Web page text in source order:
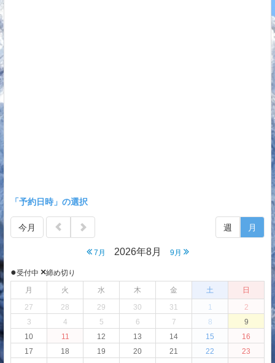
「予約日時」の選択
今月
7月 2026年8月 9月
週 月
●受付中 ×締め切り
月
火 水 木 金 土
日
27
28 29 30 31 1
2
3
4 5 6 7 8
9
10
11 12 13 14 15
16
17
18 19 20 21 22
23